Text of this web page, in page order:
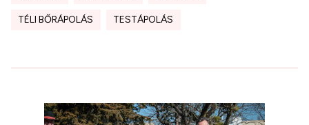
TÉLI BŐRÁPOLÁS TESTÁPOLÁS